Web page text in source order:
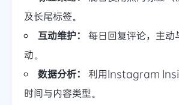
及长尾标签。
互动维护：
每日回复评论，主动
动。
数据分析：
利用Instagram
时间与内容类型。